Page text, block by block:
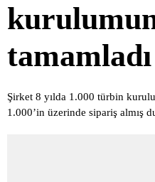
tamamladı
Şirket 8 yılda 1.000 türbin
1.000’in üzerinde sipariş almış